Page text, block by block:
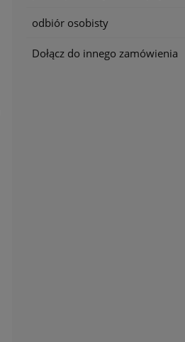
odbiór osobisty
Dołącz do innego zamówienia